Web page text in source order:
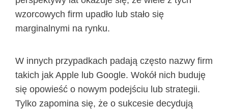
wzorcowych firm upadło lub stało się
marginalnymi na rynku.
W innych przypadkach padają często nazwy firm
takich jak Apple lub Google. Wokół nich buduję
się opowieść o nowym podejściu lub strategii.
Tylko zapomina się, że o sukcesie decydują